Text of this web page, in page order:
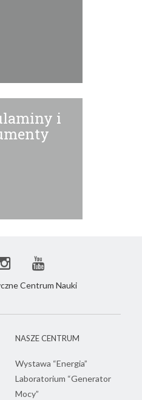
i
Instagram
ECN
ECN
Centrum Nauki
NASZE CENTRUM
Wystawa “Energia”
Laboratorium “Generator
Mocy”